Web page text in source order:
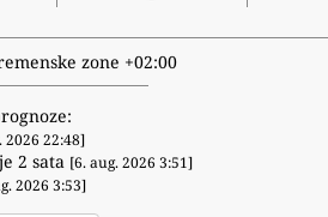
zone +02:00
2026 22:48]
2 sata [6. aug. 2026 3:51]
2026 3:53]